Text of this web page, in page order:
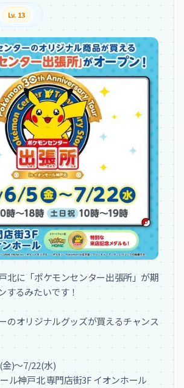
Lv. 13
北に「ポケモンセンター出張所」が期
するみたいです！
のオリジナルグッズが買えるチャンス
)～7/22(水)
ル神戸北 専門店街3F イオンホール